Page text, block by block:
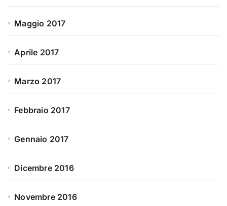
Maggio 2017
Aprile 2017
Marzo 2017
Febbraio 2017
Gennaio 2017
Dicembre 2016
Novembre 2016